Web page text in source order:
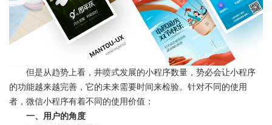
但是从趋势上看，井喷式发展的小程序数量，势必会让小程序
的功能越来越完善，它的未来需要时间来检验。针对不同的使用
者，微信小程序有着不同的使用价值：
一、用户的角度